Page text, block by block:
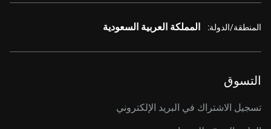
المنطقة/الدولة: المملكة العربية السعودية
التسوق
تسجيل الاشتراك في البريد الإلكتروني